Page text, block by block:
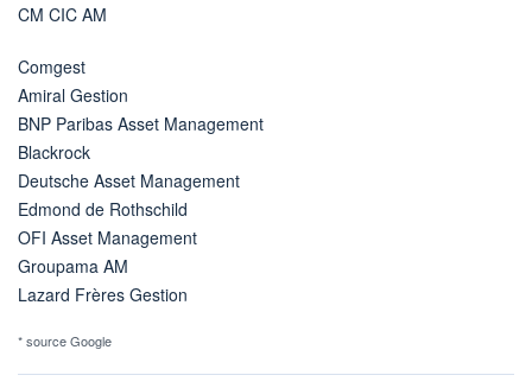
CM CIC AM
Comgest
Amiral Gestion
BNP Paribas Asset Management
Blackrock
Deutsche Asset Management
Edmond de Rothschild
OFI Asset Management
Groupama AM
Lazard Frères Gestion
* source Google